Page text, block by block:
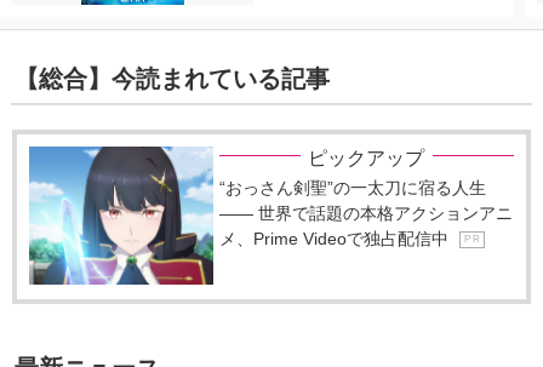
【総合】今読まれている記事
ピックアップ
“おっさん剣聖”の一太刀に宿る人生
―― 世界で話題の本格アクションアニ
メ、Prime Videoで独占配信中
P R